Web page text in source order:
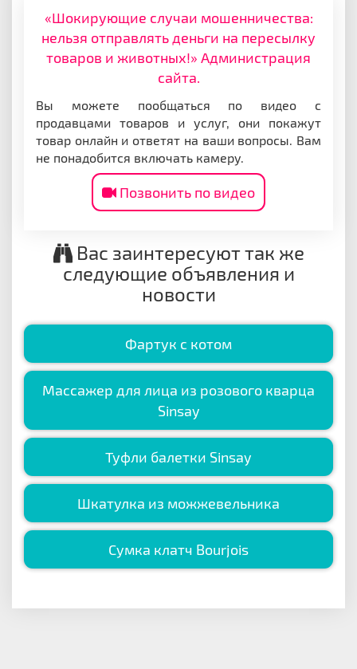
«Шокирующие случаи мошенничества:
нельзя отправлять деньги на пересылку
товаров и животных!» Администрация
сайта.
Вы можете пообщаться по видео с
продавцами товаров и услуг, они покажут
товар онлайн и ответят на ваши вопросы. Вам
не понадобится включать камеру.
Позвонить по видео
Вас заинтересуют так же
следующие объявления и
новости
Фартук с котом
Массажер для лица из розового кварца
Sinsay
Туфли балетки Sinsay
Шкатулка из можжевельника
Сумка клатч Bourjois